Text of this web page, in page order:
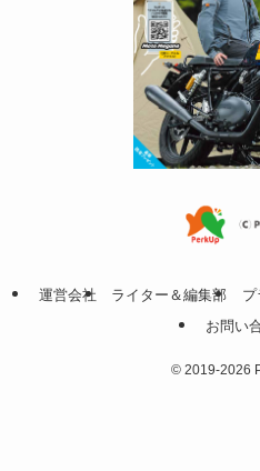
運営会社 ライター＆編集部
お問い
©2019-2026